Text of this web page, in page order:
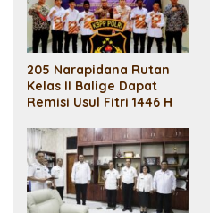
205 Narapidana Rutan
Kelas II Balige Dapat
Remisi Usul Fitri 1446 H